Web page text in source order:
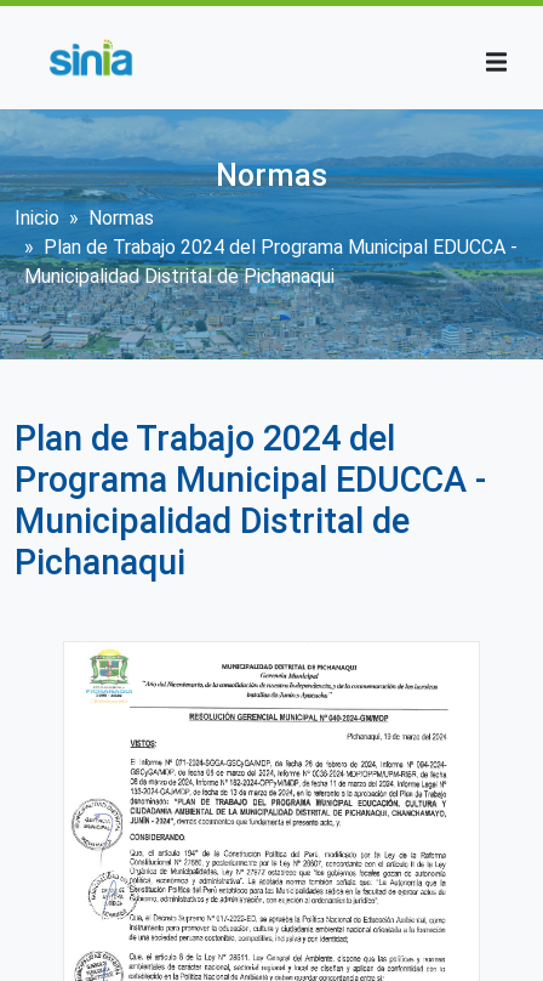
Normas
Sobrescribir enlaces de ayuda a la
Inicio
Normas
Plan de Trabajo 2024 del Programa Municipal EDUCCA -
Municipalidad Distrital de Pichanaqui
Plan de Trabajo 2024 del
Programa Municipal EDUCCA -
Municipalidad Distrital de
Pichanaqui